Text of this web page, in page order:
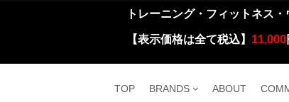
トレーニング・フィットネス
【表示価格は全て税込】 11,000
TOP BRANDS ABOUT